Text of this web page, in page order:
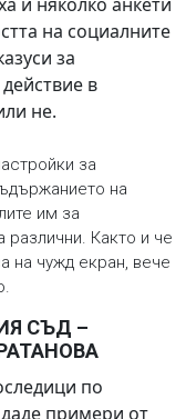
на социалните
за
в
не.
за
на
им за
Както и че
на чужд екран, вече
СЪД –
по
даде примери от